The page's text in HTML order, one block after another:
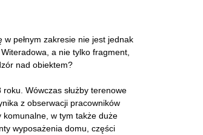
pełnym zakresie nie jest jednak
a nie tylko fragment,
nad obiektem?
roku. Wówczas służby terenowe
z obserwacji pracowników
komunalne, w tym także duże
wyposażenia domu, części